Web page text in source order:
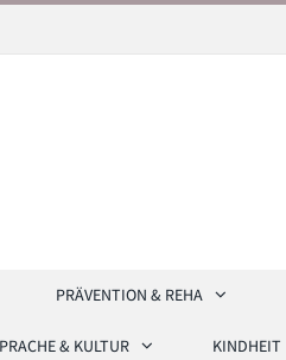
PRÄVENTION & REHA
& KULTUR KINDHEIT